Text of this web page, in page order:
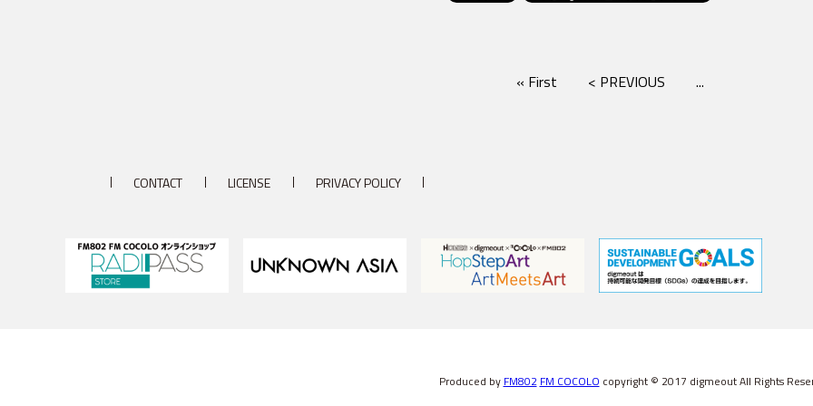
« First < PREVIOUS ...
CONTACT LICENSE PRIVACY POLICY
Produced by FM802 FM COCOLO copyright © 2017 digmeout All Rights